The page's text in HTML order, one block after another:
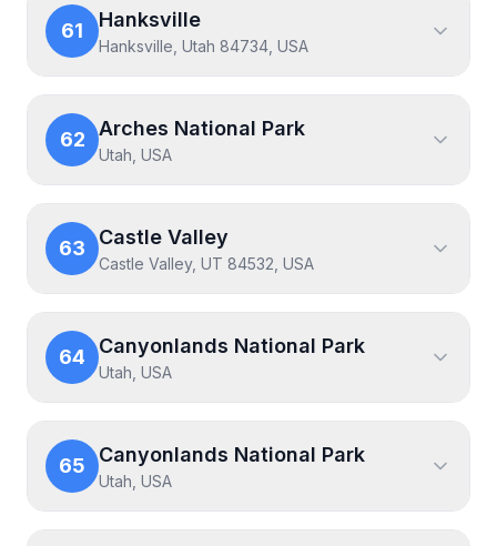
61 Hanksville
Hanksville, Utah 84734, USA
62 Arches National Park
Utah, USA
63 Castle Valley
Castle Valley, UT 84532, USA
64 Canyonlands National Park
Utah, USA
65 Canyonlands National Park
Utah, USA